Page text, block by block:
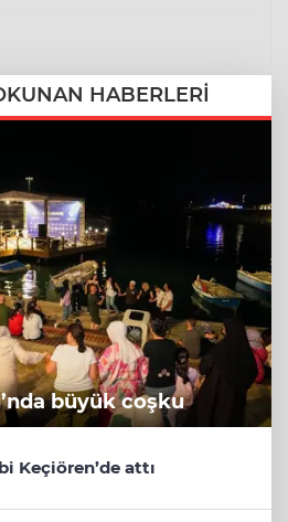
HABERLERİ
büyük coşku
Keçiören’de attı